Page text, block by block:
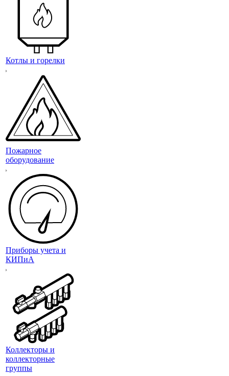
Котлы и горелки
Пожарное
оборудование
Приборы учета и
КИПиА
Коллекторы и
коллекторные
группы